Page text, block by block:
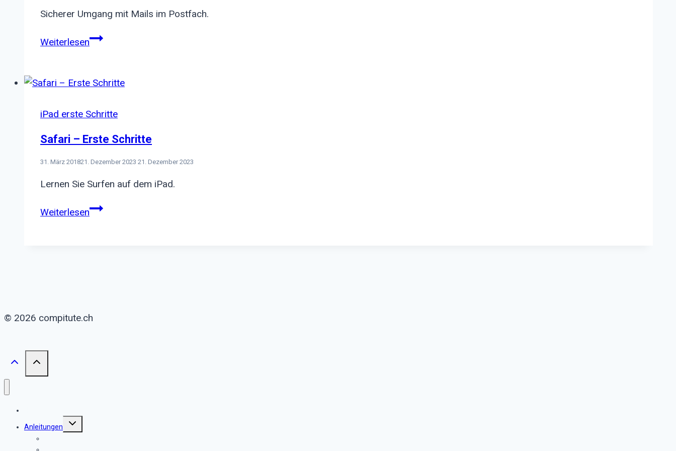
Sicherer Umgang mit Mails im Postfach.
WeiterlesenBösartige
iPad erste Schritte
Safari – Erste Schritte
31. März 201821. Dezember 2023 21. Dezember 2023
Lernen Sie Surfen auf dem iPad.
WeiterlesenSafari
© 2026 compitute.ch
Anleitungen
Untermenü